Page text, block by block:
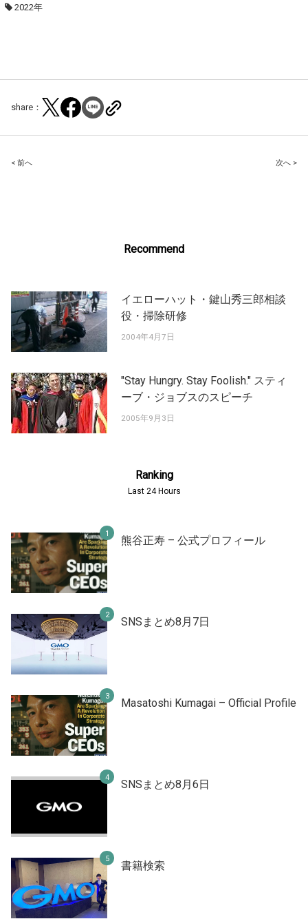
2022年
share：
Post
< 前へ 次へ >
Recommend
イエローハット・鍵山秀三郎相談
役・掃除研修
2004年4月7日
"Stay Hungry. Stay Foolish." スティ
ーブ・ジョブスのスピーチ
2005年9月3日
Ranking
Last 24 Hours
熊谷正寿 – 公式プロフィール
SNSまとめ8月7日
Masatoshi Kumagai – Official Profile
SNSまとめ8月6日
書籍検索